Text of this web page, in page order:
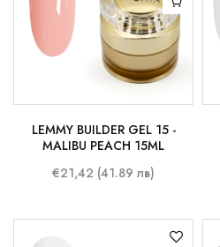
LEMMY BUILDER GEL 15 -
MALIBU PEACH 15ML
€21,42 (41.89 лв)